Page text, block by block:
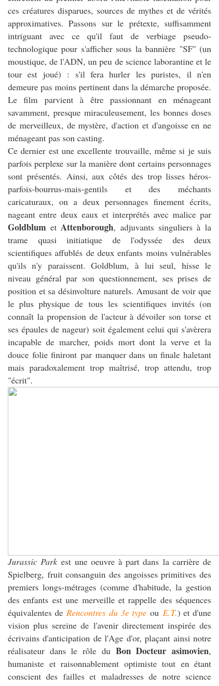
ces créatures disparues, sources de mythes et de vérités
approximatives. Passons sur le prétexte, suffisamment
intriguant avec ce qu'il faut de verbiage pseudo-
technologique pour s'afficher sous la bannière "SF" (un
moustique, de l'ADN, un peu de science laborantine et le
tour est joué) : s'il fera hurler les puristes, il n'en
demeure pas moins pertinent dans la démarche proposée.
Le film parvient à être passionnant en ménageant
savamment, presque miraculeusement, les bonnes doses
de merveilleux, de mystère, d'action et d'angoisse en ne
ménageant pas son casting.
Ce dernier est une excellente trouvaille, même si je suis
parfois perplexe sur la manière dont certains personnages
sont présentés. Ainsi, aux côtés des trop lisses héros-
parfois-bourrus-mais-gentils et des méchants
caricaturaux, on a deux personnages finement écrits,
nageant entre deux eaux et interprétés avec malice par
Goldblum etAttenborough, adjuvants singuliers à la
trame quasi initiatique de l'odyssée des deux
scientifiques affublés de deux enfants moins vulnérables
qu'ils n'y paraissent. Goldblum, à lui seul, hisse le
niveau général par son questionnement, ses prises de
position et sa désinvolture naturels. Amusant de voir que
le plus physique de tous les scientifiques invités (on
connaît la propension de l'acteur à dévoiler son torse et
ses épaules de nageur) soit également celui qui s'avèrera
incapable de marcher, poids mort dont la verve et la
douce folie finiront par manquer dans un finale haletant
mais paradoxalement trop maîtrisé, trop attendu, trop
"écrit".
Jurassic Parkest une oeuvre à part dans la carrière de
Spielberg, fruit consanguin des angoisses primitives des
premiers longs-métrages (comme d'habitude, la gestion
des enfants est une merveille et rappelle des séquences
équivalentes deRencontres du 3e type ou E.T.) et d'une
vision plus sereine de l'avenir directement inspirée des
écrivains d'anticipation de l'Age d'or, plaçant ainsi notre
réalisateur dans le rôle du Bon Docteur asimovien,
humaniste et raisonnablement optimiste tout en étant
conscient des failles et maladresses de notre science